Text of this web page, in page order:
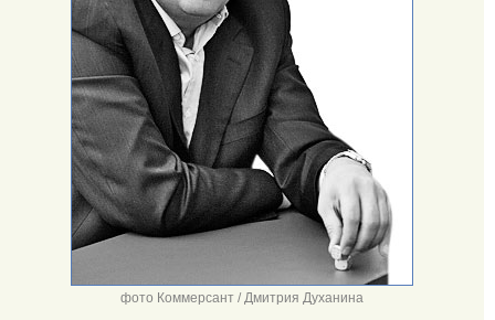
фото Коммерсант / Дмитрия Духанина